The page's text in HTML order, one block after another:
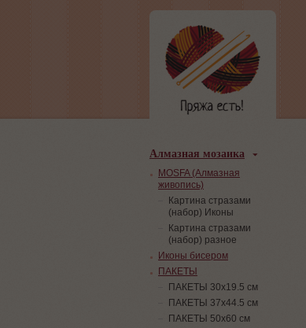
Алмазная мозаика
MOSFA (Алмазная
живопись)
Картина стразами
(набор) Иконы
Картина стразами
(набор) разное
Иконы бисером
ПАКЕТЫ
ПАКЕТЫ 30х19.5 см
ПАКЕТЫ 37х44.5 см
ПАКЕТЫ 50х60 см